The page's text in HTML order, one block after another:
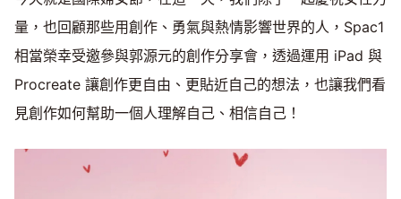
量，也回顧那些用創作、勇氣與熱情影響世界的人，Spac1
相當榮幸受邀參與郭源元的創作分享會，透過運用 iPad 與
Procreate 讓創作更自由、更貼近自己的想法，也讓我們看
見創作如何幫助一個人理解自己、相信自己！